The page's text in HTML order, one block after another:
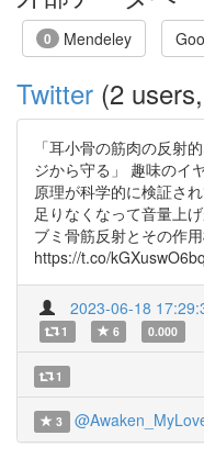
0 Mendeley
Twitter (2
「耳小骨の筋肉の反射
ジから守る」 趣味のイ
原理が科学的に検証さ
足りなくなって音量上
ブミ骨筋反射とその作
https://t.co/
2023-06-18
1 6 0.000
1
3